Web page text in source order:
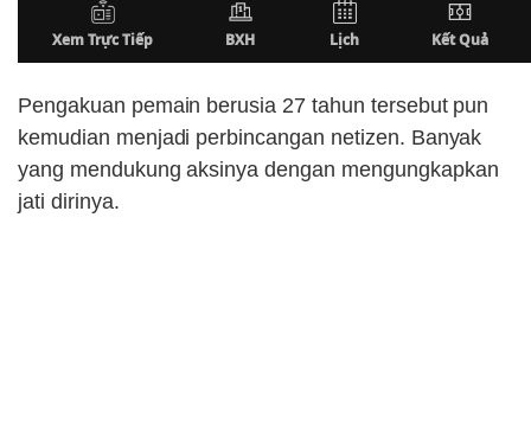
Pengakuan pemain berusia 27 tahun tersebut pun
kemudian menjadi perbincangan netizen. Banyak
yang mendukung aksinya dengan mengungkapkan
jati dirinya.